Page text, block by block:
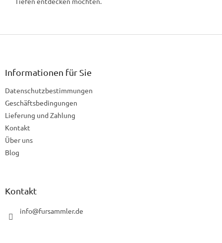
F
Informationen für Sie
Datenschutzbestimmungen
Geschäftsbedingungen
Lieferung und Zahlung
Kontakt
Über uns
Blog
Kontakt
info@fursammler.de